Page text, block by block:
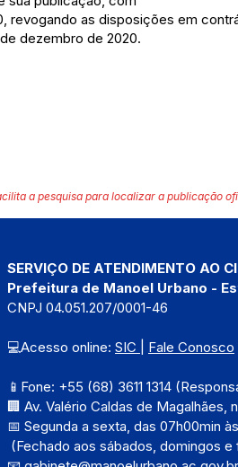
revogando as disposições em
dezembro de 2020.
a pesquisa para localizar a publicação
SERVIÇO DE ATENDIMENTO AO
Prefeitura de Manoel Urbano -
CNPJ 04.051.207/0001-46
💻Acesso online: SIC Fale Conosco
📱Fone: +55 (68) 3611 1314
🏢 Av. Valério Caldas de
📅 Segunda a sexta, das 07h00min
(Fechado aos sábados, domingos e